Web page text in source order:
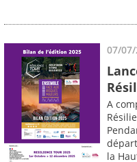
07/
A
la